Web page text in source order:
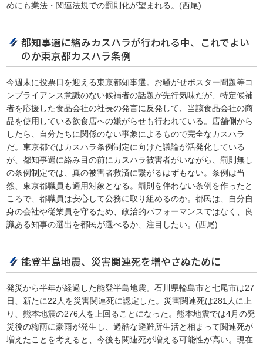
めにも業法・関連法規での罰則化が望まれる。(西尾)
都知事選に絡みカスハラが行われる中、これでよい
のか東京都カスハラ条例
今週末に投票日を迎える東京都知事選。お騒がせポスター問題等コ
ンプライアンス意識のない候補者の話題が先行気味だが、特定候補
者を応援した食品会社の社長の発言に反発して、当該食品会社の商
品を使用している飲食店への嫌がらせも行われている。店舗側から
したら、自分たちに関係のない事象によるもので完全なカスハラ
だ。東京都ではカスハラ条例制定に向けた議論が活発化している
が、都知事選に絡み目の前にカスハラ被害者がいながら、罰則無し
の条例制定では、真の被害者救済に繋がるはずもない。条例は当
然、東京都職員も適用対象となる。罰則を伴わない条例を作ったと
ころで、都職員は安心して公務に取り組めるのか。都民は、自分自
身の会社や従業員を守るため、政治的パフォーマンスではなく、良
識ある知事の選出を都民が選べるか、注目したい。(西尾)
能登半島地震、災害関連死を増やさぬために
発災から半年が経過した能登半島地震。石川県輪島市と七尾市は27
日、新たに22人を災害関連死に認定した。災害関連死は281人に上
り、熊本地震の276人を上回ることになった。熊本地震では4月の発
災後の梅雨に豪雨が発生し、過酷な避難所生活と相まって関連死が
増えたことを考えると、今後も関連死が増える可能性が高い。現在